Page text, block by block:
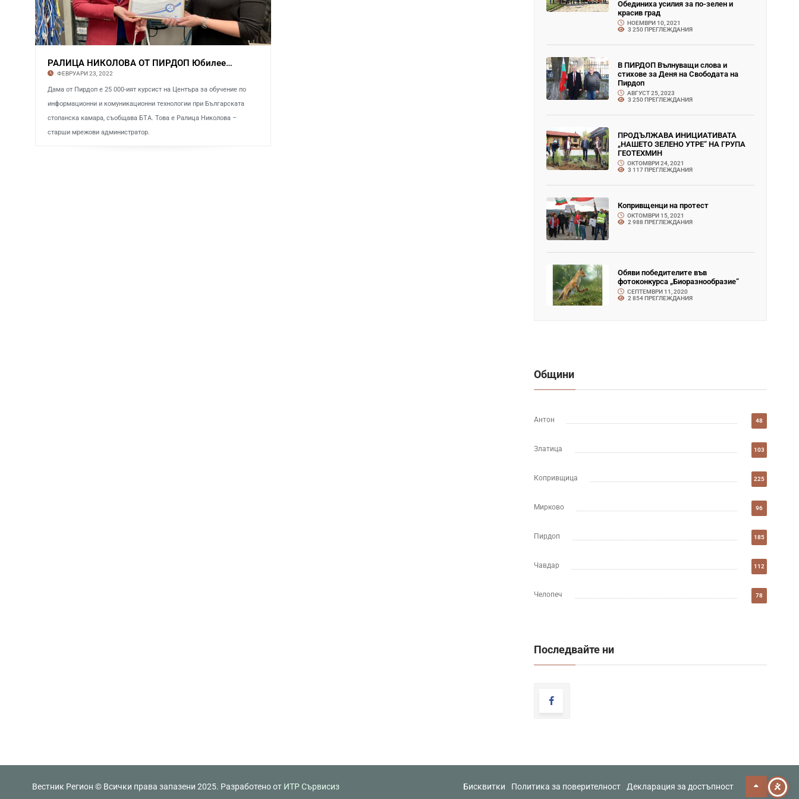
РАЛИЦА НИКОЛОВА ОТ ПИРДОП Юбилеен курсист в
ФЕВРУАРИ 23, 2022
Дама от Пирдоп е 25 000-ият курсист на Центъра за обучение по
информационни и комуникационни технологии при Българската
стопанска камара, съобщава БТА. Това е Ралица Николова –
старши мрежови администратор.
Обединиха усилия за по-зелен и
красив град
НОЕМВРИ 10, 2021
3 250 ПРЕГЛЕЖДАНИЯ
В ПИРДОП Вълнуващи слова и
стихове за Деня на Свободата на
Пирдоп
АВГУСТ 25, 2023
3 250 ПРЕГЛЕЖДАНИЯ
ПРОДЪЛЖАВА ИНИЦИАТИВАТА
„НАШЕТО ЗЕЛЕНО УТРЕ“ НА ГРУПА
ГЕОТЕХМИН
ОКТОМВРИ 24, 2021
3 117 ПРЕГЛЕЖДАНИЯ
Копривщенци на протест
ОКТОМВРИ 15, 2021
2 988 ПРЕГЛЕЖДАНИЯ
Обяви победителите във
фотоконкурса „Биоразнообразие“
СЕПТЕМВРИ 11, 2020
2 854 ПРЕГЛЕЖДАНИЯ
Общини
Антон 48
Златица 103
Копривщица 225
Мирково 96
Пирдоп 185
Чавдар 112
Челопеч 78
Последвайте ни
Вестник Регион © Всички права запазени 2025. Разработено от ИТР Сървисиз Бисквитки Политика за поверителност Декларация за достъпност